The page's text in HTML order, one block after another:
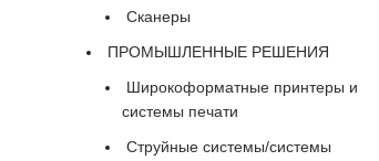
Сканеры
ПРОМЫШЛЕННЫЕ РЕШЕНИЯ
Широкоформатные принтеры и
системы печати
Струйные системы/системы